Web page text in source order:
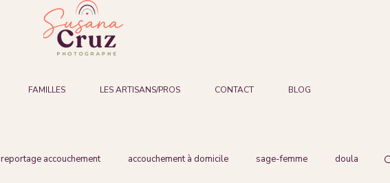
FAMILLES LES ARTISANS/PROS CONTACT BLOG
reportage accouchement accouchement à domicile sage-femme doula